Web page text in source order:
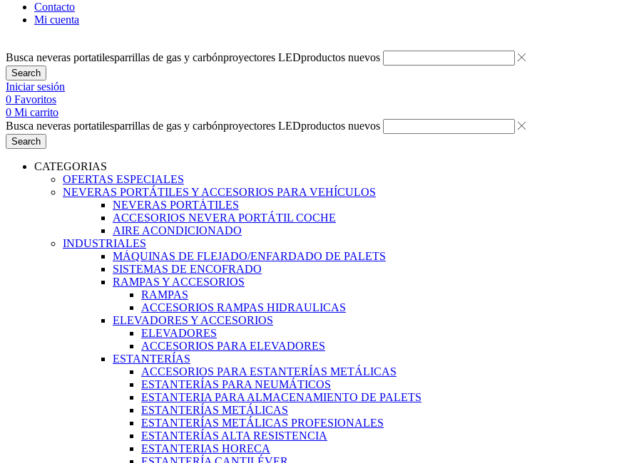
Contacto
Mi cuenta
Busca neveras portatilesparrillas de gas y carbónproyectores LEDproductos nuevos
Search
Iniciar sesión
0 Favoritos
0 Mi carrito
Busca neveras portatilesparrillas de gas y carbónproyectores LEDproductos nuevos
Search
CATEGORIAS
OFERTAS ESPECIALES
NEVERAS PORTÁTILES Y ACCESORIOS PARA VEHÍCULOS
NEVERAS PORTÁTILES
ACCESORIOS NEVERA PORTÁTIL COCHE
AIRE ACONDICIONADO
INDUSTRIALES
MÁQUINAS DE FLEJADO/ENFARDADO DE PALETS
SISTEMAS DE ENCOFRADO
RAMPAS Y ACCESORIOS
RAMPAS
ACCESORIOS RAMPAS HIDRAULICAS
ELEVADORES Y ACCESORIOS
ELEVADORES
ACCESORIOS PARA ELEVADORES
ESTANTERÍAS
ACCESORIOS PARA ESTANTERÍAS METÁLICAS
ESTANTERÍAS PARA NEUMÁTICOS
ESTANTERIA PARA ALMACENAMIENTO DE PALETS
ESTANTERÍAS METÁLICAS
ESTANTERÍAS METÁLICAS PROFESIONALES
ESTANTERÍAS ALTA RESISTENCIA
ESTANTERIAS HORECA